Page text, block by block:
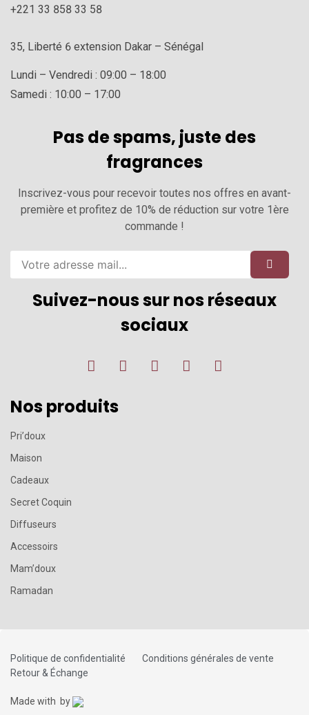
+221 33 858 33 58
35, Liberté 6 extension Dakar – Sénégal
Lundi – Vendredi : 09:00 – 18:00
Samedi : 10:00 – 17:00
Pas de spams, juste des
fragrances
Inscrivez-vous pour recevoir toutes nos offres en avant-
première et profitez de 10% de réduction sur votre 1ère
commande !
Suivez-nous sur nos réseaux
sociaux
Nos produits
Pri’doux
Maison
Cadeaux
Secret Coquin
Diffuseurs
Accessoirs
Mam’doux
Ramadan
Made with by
Politique de confidentialité
Conditions générales de vente
Retour & Échange